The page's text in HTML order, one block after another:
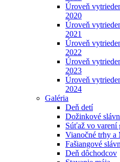
Úroveň
2020
Úroveň
2021
Úroveň
2022
Úroveň
2023
Úroveň
2024
Galéria
Deň detí
Dožinkové
Súťaž vo varení
Vianočné trhy a
Fašiangové
Deň dôchodcov